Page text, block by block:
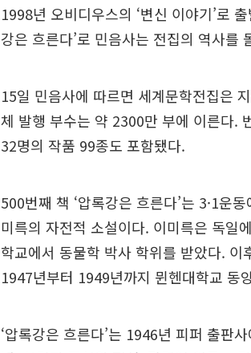
1998년 오비디우스의 ‘변신 이야기’로
강은 흐른다’로 민음사는 전집의 역사를
15일 민음사에 따르면 세계문학전집은
체 발행 부수는 약 2300만 부에 이른다.
32명의 작품 99종도 포함됐다.
500번째 책 ‘압록강은 흐른다’는 3·1운
미륵의 자전적 소설이다. 이미륵은 독일
학교에서 동물학 박사 학위를 받았다.
1947년부터 1949년까지 뮌헨대학교 동
‘압록강은 흐른다’는 1946년 피퍼 출판